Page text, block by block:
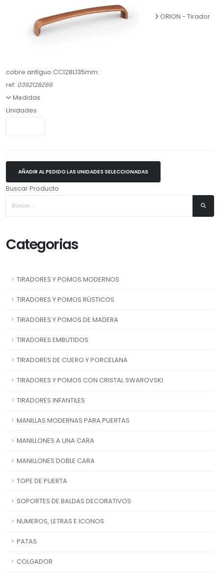
Buscar Producto
Categorias
TIRADORES Y POMOS MODERNOS
TIRADORES Y POMOS RÚSTICOS
TIRADORES Y POMOS DE MADERA
TIRADORES EMBUTIDOS
TIRADORES DE CUERO Y PORCELANA
TIRADORES Y POMOS CON CRISTAL SWAROVSKI
TIRADORES INFANTILES
MANILLAS MODERNAS PARA PUERTAS
MANILLONES A UNA CARA
MANILLONES DOBLE CARA
TOPE DE PUERTA
SOPORTES DE BALDAS DECORATIVOS
NUMEROS, LETRAS E ICONOS
PATAS
COLGADOR
ORION - Tirador
cobre antiguo CC128L135mm:
ref: 0392128Z66
Medidas
Unidades
AÑADIR AL PEDIDO LAS UNIDADES SELECCIONADAS